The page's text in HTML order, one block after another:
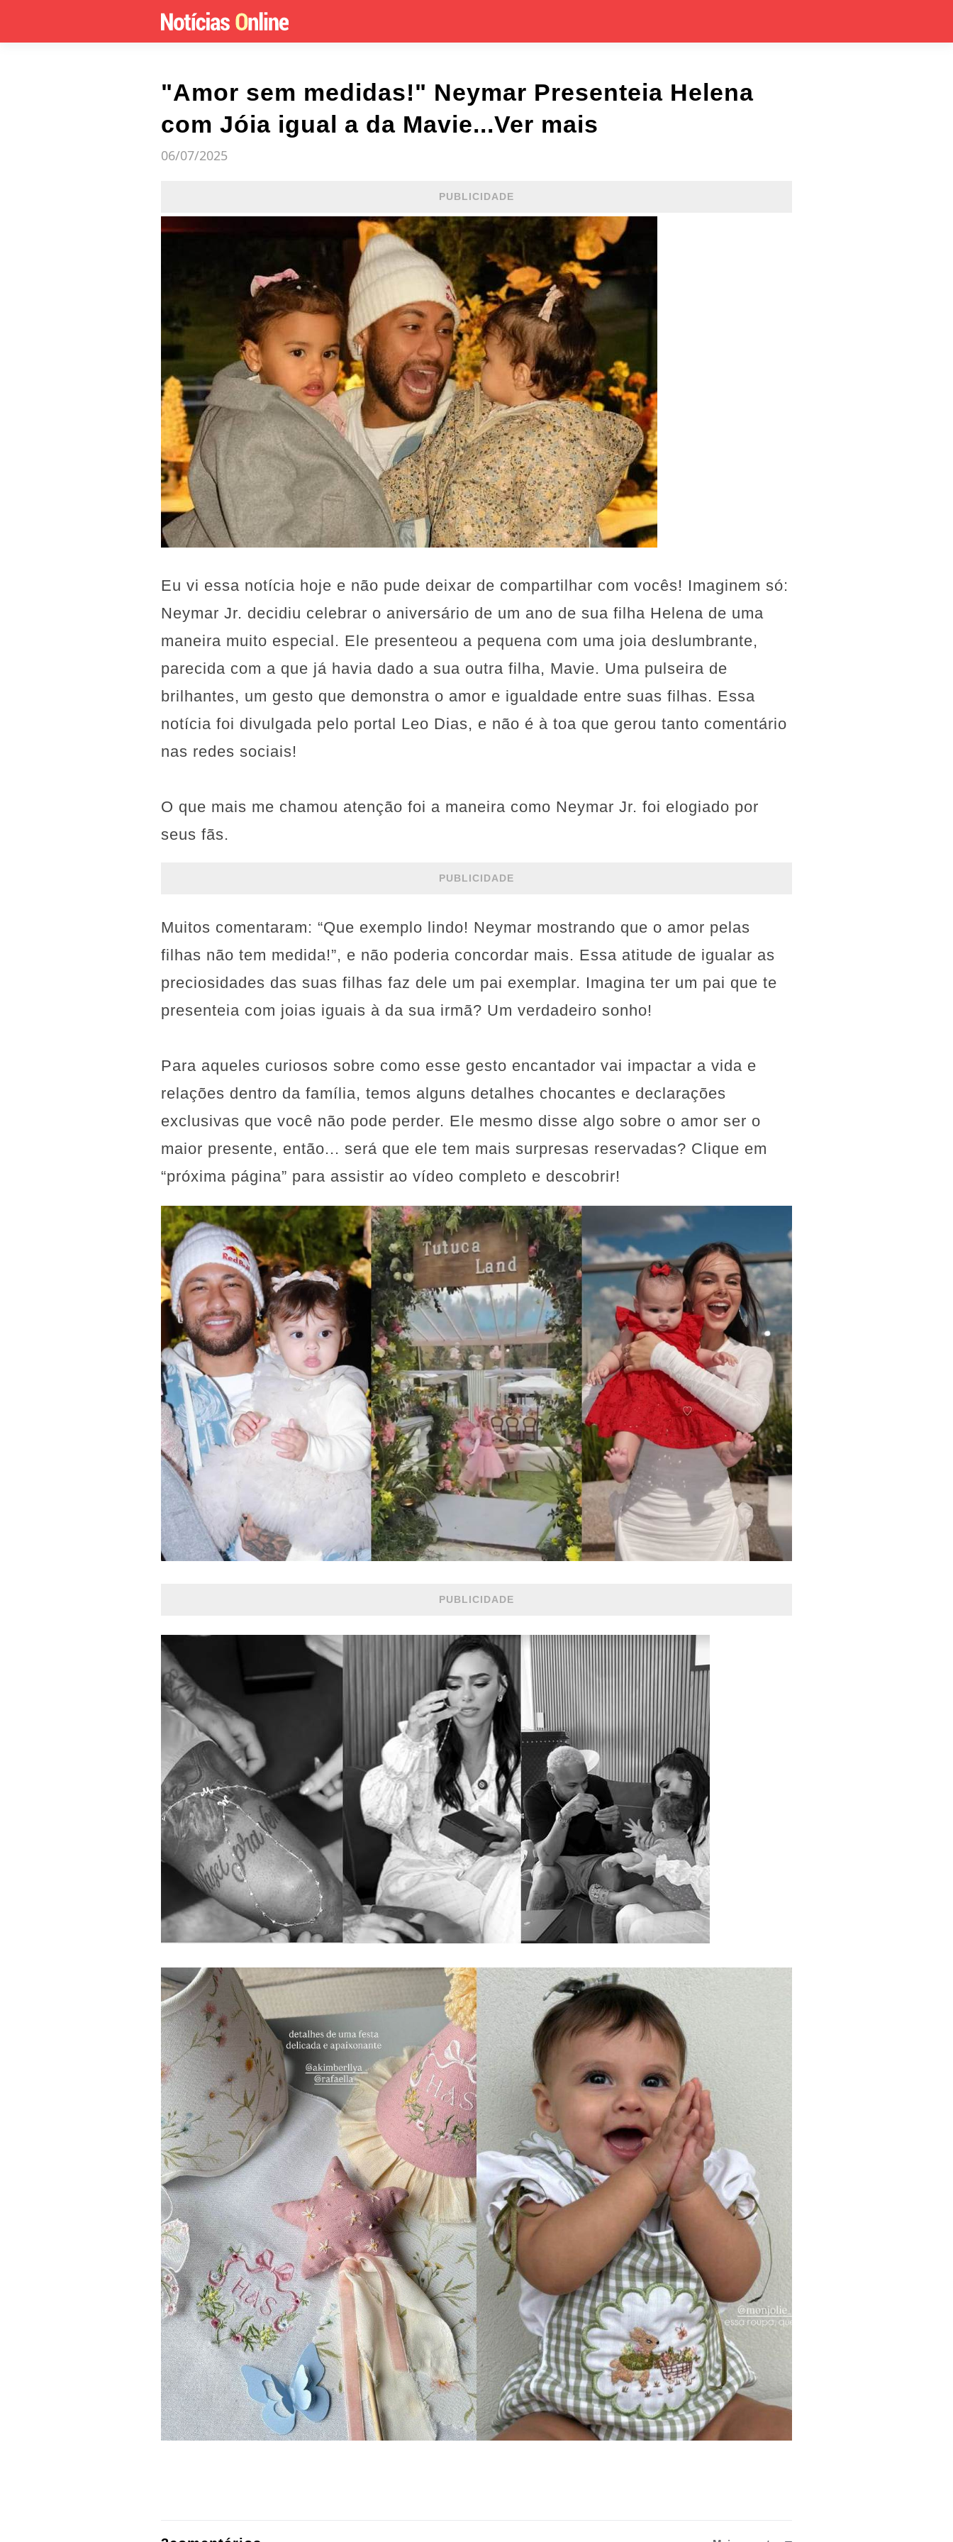
"Amor sem medidas!" Neymar Presenteia Helena
com Jóia igual a da Mavie...Ver mais
06/07/2025
PUBLICIDADE
Eu vi essa notícia hoje e não pude deixar de compartilhar com vocês! Imaginem só:
Neymar Jr. decidiu celebrar o aniversário de um ano de sua filha Helena de uma
maneira muito especial. Ele presenteou a pequena com uma joia deslumbrante,
parecida com a que já havia dado a sua outra filha, Mavie. Uma pulseira de
brilhantes, um gesto que demonstra o amor e igualdade entre suas filhas. Essa
notícia foi divulgada pelo portal Leo Dias, e não é à toa que gerou tanto comentário
nas redes sociais!
O que mais me chamou atenção foi a maneira como Neymar Jr. foi elogiado por
seus fãs.
PUBLICIDADE
Muitos comentaram: “Que exemplo lindo! Neymar mostrando que o amor pelas
filhas não tem medida!”, e não poderia concordar mais. Essa atitude de igualar as
preciosidades das suas filhas faz dele um pai exemplar. Imagina ter um pai que te
presenteia com joias iguais à da sua irmã? Um verdadeiro sonho!
Para aqueles curiosos sobre como esse gesto encantador vai impactar a vida e
relações dentro da família, temos alguns detalhes chocantes e declarações
exclusivas que você não pode perder. Ele mesmo disse algo sobre o amor ser o
maior presente, então... será que ele tem mais surpresas reservadas? Clique em
“próxima página” para assistir ao vídeo completo e descobrir!
PUBLICIDADE